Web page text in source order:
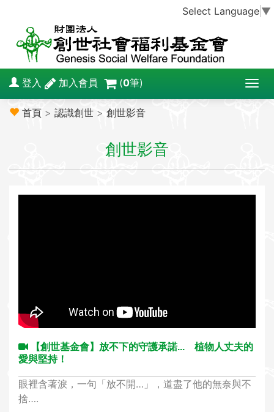
Select Language ▼
T
o
a
登入 加入會員 (0筆)
首頁 > 認識創世 > 創世影音
創世影音
【創世基金會】放不下的守護承諾... 植物人丈夫的
愛與堅持！
眼裡含著淚，一句「放不開…」，道盡了他的無奈與不
捨….